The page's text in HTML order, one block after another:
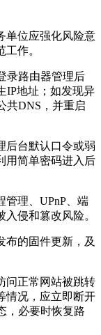
位应强化风险意
作。
路由器管理后
IP地址；如发现异
共DNS，并重启
台默认口令或弱
用简单密码进入后
理、UPnP、端
侵和篡改风险。
的固件更新，及
正常网站被跳转
情况，应立即断开
，必要时恢复路